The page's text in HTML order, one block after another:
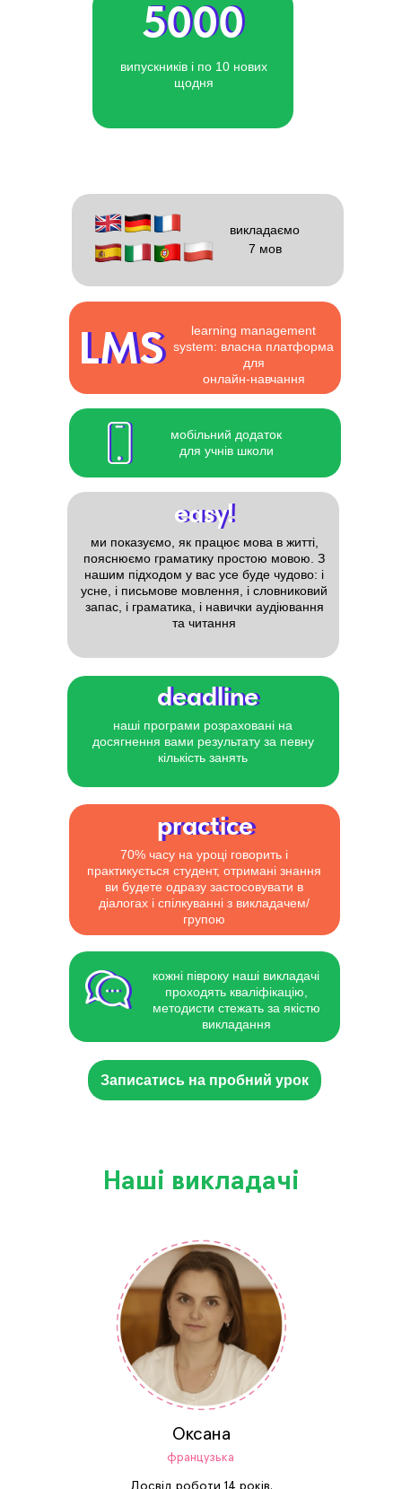
Записатись на пробний урок
викладаємо
7 мов
practice
practice
70% часу на уроці говорить і
практикується студент, отримані знання
ви будете одразу застосовувати в
діалогах і спілкуванні з викладачем/
групою
deadline
deadline
наші програми розраховані на
досягнення вами результату за певну
кількість занять
LMS
LMS
learning management
system: власна платформа
для
онлайн-навчання
кожні півроку наші викладачі
проходять кваліфікацію,
методисти стежать за якістю
викладання
ми показуємо, як працює мова в житті,
пояснюємо граматику простою мовою. З
нашим підходом у вас усе буде чудово: і
усне, і письмове мовлення, і словниковий
запас, і граматика, і навички аудіювання
та читання
easy!
easy!
мобільний додаток
для учнів школи
5000
5000
випускників і по 10 нових
щодня
Досвід роботи 14 років.
Оксана
французька
Наші викладачі